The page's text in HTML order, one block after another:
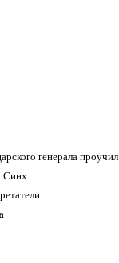
генерала проучил
Синх